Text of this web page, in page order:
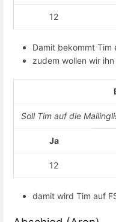
12
Damit bekommt Tim
zudem wollen wir
Soll Tim auf die
Ja
12
damit wird Tim auf